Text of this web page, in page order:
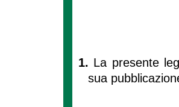
1. La presente
sua